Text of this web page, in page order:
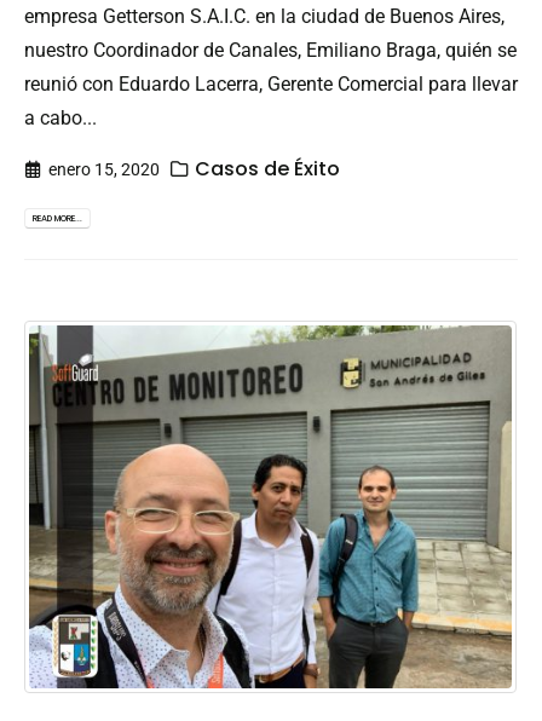
empresa Getterson S.A.I.C. en la ciudad de Buenos Aires,
nuestro Coordinador de Canales, Emiliano Braga, quién se
reunió con Eduardo Lacerra, Gerente Comercial para llevar
a cabo...
enero 15, 2020 Casos de Éxito
READ MORE...